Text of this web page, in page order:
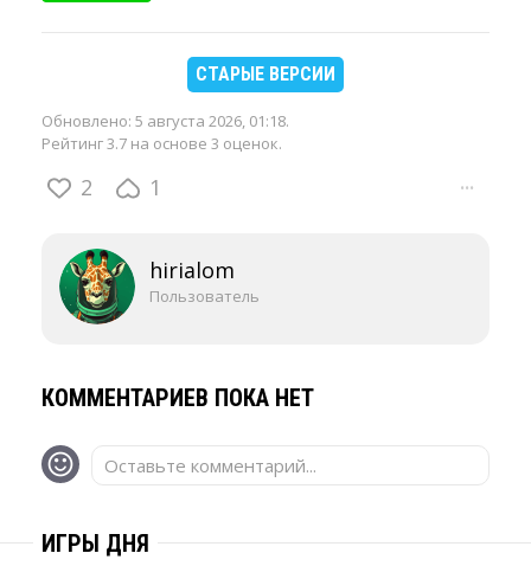
СТАРЫЕ ВЕРСИИ
Обновлено: 5 августа 2026, 01:18.
Рейтинг 3.7 на основе 3 оценок.
2 1 ···
hirialom
Пользователь
КОММЕНТАРИЕВ ПОКА НЕТ
Оставьте комментарий...
ИГРЫ ДНЯ